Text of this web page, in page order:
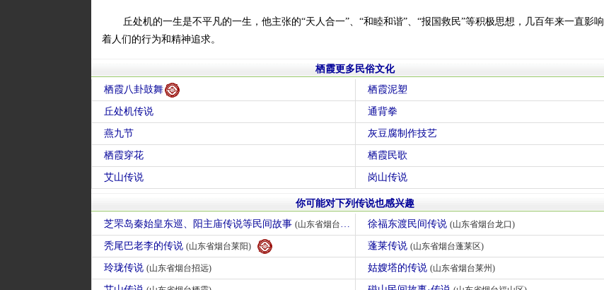
丘处机的一生是不平凡的一生，他主张的“天人合一”、“和睦和谐”、“报国救民”等积极思想，几百年来一直影响
着人们的行为和精神追求。
栖霞更多民俗文化
栖霞八卦鼓舞
栖霞泥塑
丘处机传说 通背拳
燕九节 灰豆腐制作技艺
栖霞穿花 栖霞民歌
艾山传说 岗山传说
你可能对下列传说也感兴趣
芝罘岛秦始皇东巡、阳主庙传说等民间故事 (山东省烟台芝罘区) 徐福东渡民间传说 (山东省烟台龙口)
秃尾巴老李的传说 (山东省烟台莱阳) 蓬莱传说 (山东省烟台蓬莱区)
玲珑传说 (山东省烟台招远) 姑嫂塔的传说 (山东省烟台莱州)